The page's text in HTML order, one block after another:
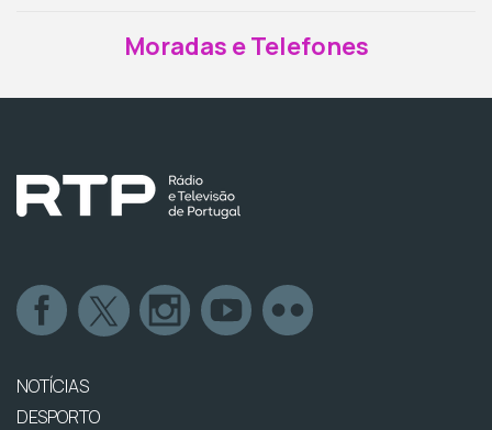
Moradas e Telefones
NOTÍCIAS
DESPORTO